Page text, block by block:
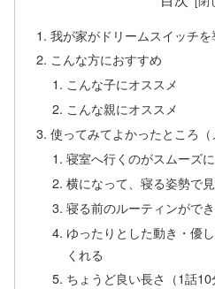
我が家がドリームスイッチ
こんな方におすすめ
こんな子にオススメ
こんな親にオススメ
使ってみてよかったところ（
寝室へ行くのがスムーズに
横になって、寝る姿勢で
寝る前のルーティンがで
ゆったりとした動き・優
くれる
ちょうど良い長さ（1話10